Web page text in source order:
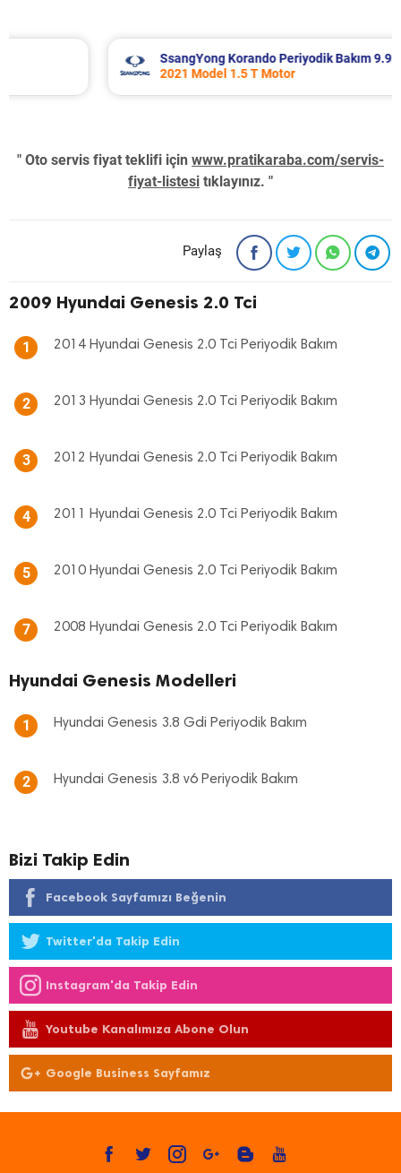
SsangYong Korando Periyodik Bakım 9.937 TL
2021 Model 1.5 T Motor
" Oto servis fiyat teklifi için www.pratikaraba.com/servis-
fiyat-listesi tıklayınız. "
Paylaş
2009 Hyundai Genesis 2.0 Tci
1 2014 Hyundai Genesis 2.0 Tci Periyodik Bakım
2 2013 Hyundai Genesis 2.0 Tci Periyodik Bakım
3 2012 Hyundai Genesis 2.0 Tci Periyodik Bakım
4 2011 Hyundai Genesis 2.0 Tci Periyodik Bakım
5 2010 Hyundai Genesis 2.0 Tci Periyodik Bakım
7 2008 Hyundai Genesis 2.0 Tci Periyodik Bakım
Hyundai Genesis Modelleri
1 Hyundai Genesis 3.8 Gdi Periyodik Bakım
2 Hyundai Genesis 3.8 v6 Periyodik Bakım
Bizi Takip Edin
Facebook Sayfamızı Beğenin
Twitter'da Takip Edin
Instagram'da Takip Edin
Youtube Kanalımıza Abone Olun
Google Business Sayfamız